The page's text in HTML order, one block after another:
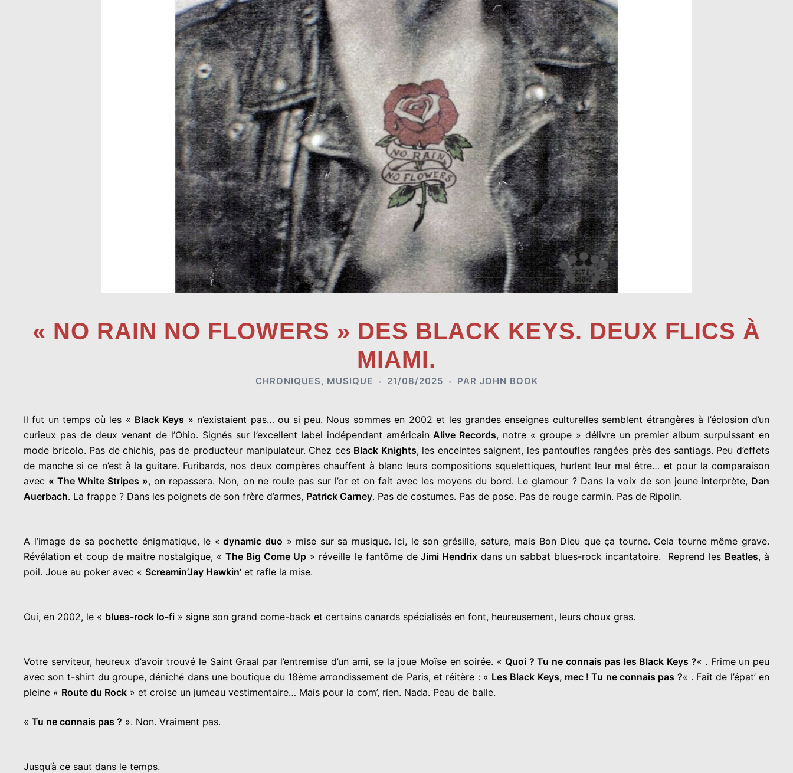
« NO RAIN NO FLOWERS » DES BLACK KEYS. DEUX FLICS À
MIAMI.
CHRONIQUES, MUSIQUE 21/08/2025 PAR JOHN BOOK
Il fut un temps où les « Black Keys » n’existaient pas… ou si peu. Nous sommes en 2002 et les grandes enseignes culturelles semblent étrangères à l’éclosion d’un
curieux pas de deux venant de l’Ohio. Signés sur l’excellent label indépendant américainAlive Records, notre « groupe » délivre un premier album surpuissant en
mode bricolo. Pas de chichis, pas de producteur manipulateur. Chez ces Black Knights, les enceintes saignent, les pantoufles rangées près des santiags. Peu d’effets
de manche si ce n’est à la guitare. Furibards, nos deux compères chauffent à blanc leurs compositions squelettiques, hurlent leur mal être… et pour la comparaison
avec « The White Stripes », on repassera. Non, on ne roule pas sur l’or et on fait avec les moyens du bord. Le glamour ? Dans la voix de son jeune interprète, Dan
Auerbach. La frappe ? Dans les poignets de son frère d’armes, Patrick Carney. Pas de costumes. Pas de pose. Pas de rouge carmin. Pas de Ripolin.
A l’image de sa pochette énigmatique, le « dynamic duo » mise sur sa musique. Ici, le son grésille, sature, mais Bon Dieu que ça tourne. Cela tourne même grave.
Révélation et coup de maitre nostalgique, «The Big Come Up » réveille le fantôme deJimi Hendrixdans un sabbat blues-rock incantatoire. Reprend les Beatles, à
poil. Joue au poker avec « Screamin’Jay Hawkin‘ et rafle la mise.
Oui, en 2002, le « blues-rock lo-fi » signe son grand come-back et certains canards spécialisés en font, heureusement, leurs choux gras.
Votre serviteur, heureux d’avoir trouvé le Saint Graal par l’entremise d’un ami, se la joue Moïse en soirée. « Quoi ? Tu ne connais pas les Black Keys ?« . Frime un peu
avec son t-shirt du groupe, déniché dans une boutique du 18ème arrondissement de Paris, et réitère : « Les Black Keys, mec ! Tu ne connais pas ?« . Fait de l’épat’ en
pleine « Route du Rock » et croise un jumeau vestimentaire… Mais pour la com’, rien. Nada. Peau de balle.
« Tu ne connais pas ? ». Non. Vraiment pas.
Jusqu’à ce saut dans le temps.